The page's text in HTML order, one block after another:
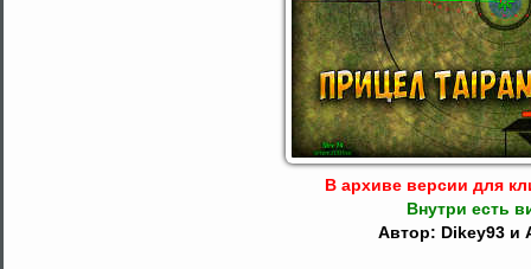
В архиве версии для
Внутри есть
Автор: Dikey93 и